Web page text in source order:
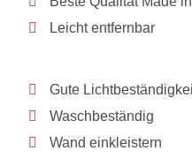
Leicht entfernbar
Gute
Waschbeständig
Wand einkleistern